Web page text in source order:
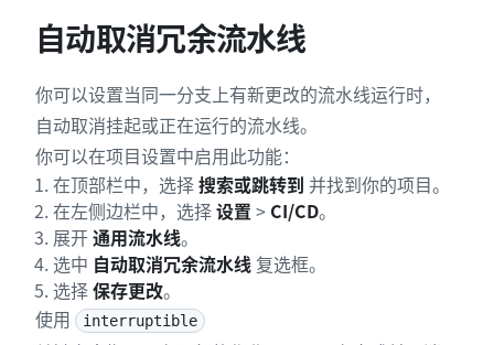
自动取消冗余流水线
你可以设置当同一分支上有新更改的流水线运行时，
自动取消挂起或正在运行的流水线。
你可以在项目设置中启用此功能：
在顶部栏中，选择搜索或跳转到 并找到你的项目。
在左侧边栏中，选择设置 > CI/CD。
展开通用流水线。
选中 自动取消冗余流水线 复选框。
选择保存更改。
使用
interruptible